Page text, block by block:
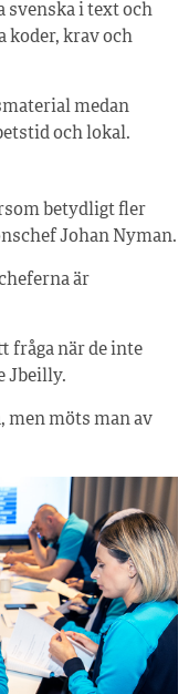
svenska i text och
koder, krav och
medan
och lokal.
betydligt fler
Johan Nyman.
är
fråga när de inte
Jbeilly.
men möts man av